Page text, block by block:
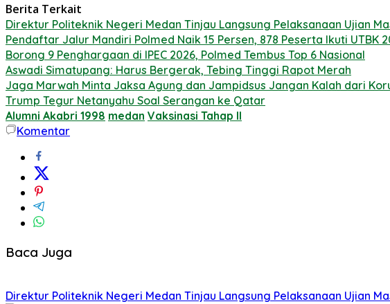
Berita Terkait
Direktur Politeknik Negeri Medan Tinjau Langsung Pelaksanaan Ujian
Pendaftar Jalur Mandiri Polmed Naik 15 Persen, 878 Peserta Ikuti UTBK
Borong 9 Penghargaan di IPEC 2026, Polmed Tembus Top 6 Nasional
Aswadi Simatupang: Harus Bergerak, Tebing Tinggi Rapot Merah
Jaga Marwah Minta Jaksa Agung dan Jampidsus Jangan Kalah dari
Trump Tegur Netanyahu Soal Serangan ke Qatar
Alumni Akabri 1998 medan Vaksinasi Tahap II
Komentar
Baca Juga
Direktur Politeknik Negeri Medan Tinjau Langsung Pelaksanaan Ujian